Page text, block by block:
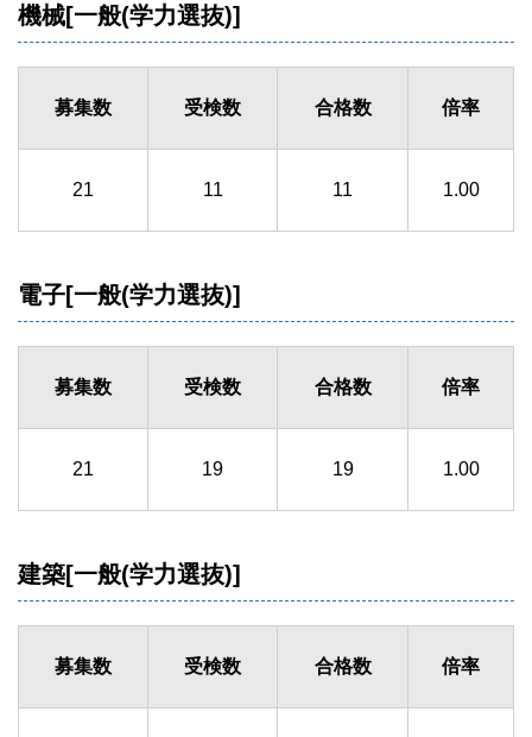
機械[一般(学力選抜)]
募集数 受検数 合格数 倍率
21 11 11 1.00
電子[一般(学力選抜)]
募集数 受検数 合格数 倍率
21 19 19 1.00
建築[一般(学力選抜)]
募集数 受検数 合格数 倍率